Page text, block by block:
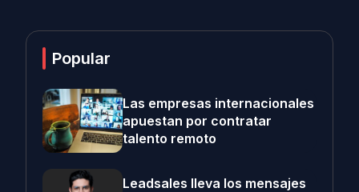
Popular
Las empresas internacionales
apuestan por contratar
talento remoto
Leadsales lleva los mensajes